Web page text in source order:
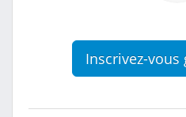
Inscrivez-